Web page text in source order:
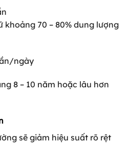
khoảng 70 – 80% dung lượng
ngày
8 – 10 năm hoặc lâu hơn
sẽ giảm hiệu suất rõ rệt